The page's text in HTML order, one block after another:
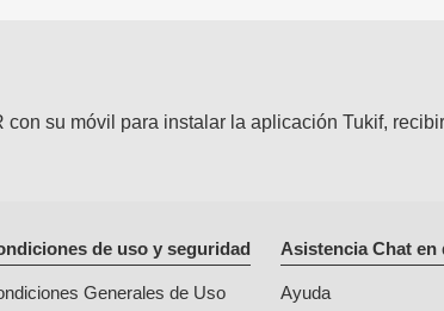
con su móvil para instalar la aplicación Tukif,
de uso y seguridad
Generales de Uso
Asistencia Chat en
Ayuda